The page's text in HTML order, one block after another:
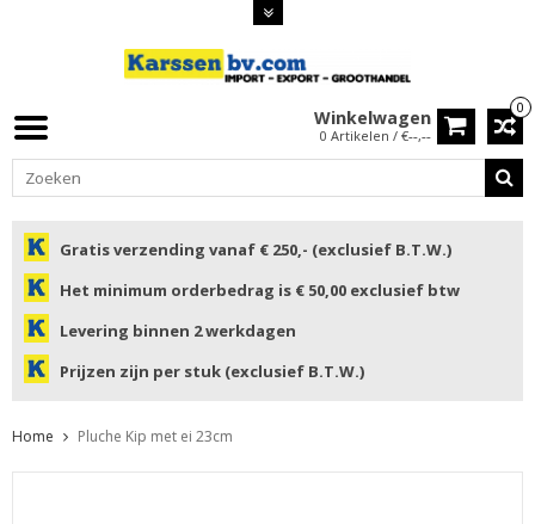
0
Winkelwagen
0 Artikelen / €--,--
Gratis verzending vanaf € 250,- (exclusief B.T.W.)
Het minimum orderbedrag is € 50,00 exclusief btw
Levering binnen 2 werkdagen
Prijzen zijn per stuk (exclusief B.T.W.)
Home Pluche Kip met ei 23cm